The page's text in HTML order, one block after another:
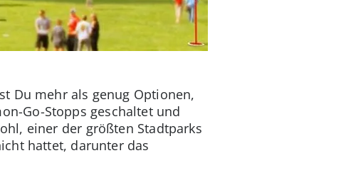
Du mehr als genug Optionen,
Go-Stopps geschaltet und
einer der größten Stadtparks
hattet, darunter das